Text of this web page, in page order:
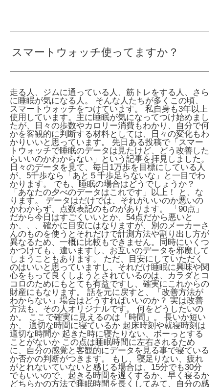
スマートウォッチ使ってますか？
走る人、ジムに通っている人、筋トレをする人、さら
に睡眠が気になる人。 そんな人たちが多くこの頃、
スマートウォッチをつけています。 私自身も3年以上
使用しています。主に睡眠が気になってつけ始めまし
たが、日々の歩数やカロリー消費もわかり、自分で何
かを客観的に判断する材料としては、日々の変化もわ
かりいいと思っています。 先日ある投稿で「スマー
トウォッチで睡眠のデータは見たけど、どう改善した
らいいのかわからない」という記事を拝見しました。
日々のデータを見て、毎日1万歩を目標にしている人
が、5千歩なら「あと５千歩足らないな」と一目でわ
かります。 でも、睡眠の場合はどうでしょうか？
「あなたの夕べのデータはこれです」以上！ と、な
ります。 データはだけでは、それがいいのか悪いの
かわからず、点数表記のものがあります。 「90点」
だから今日はすごくいいとか、54点だから悪いと
か、、、確かに目安にはなりますが、別のメーカーさ
んのものを使うとそれだけで計測方法や割り出し方が
異なるため、一概に比較もできません。同時にいくつ
かつけても、違いますし、お互いのデータを邪魔して
しまうこともあります。 ただ、目安にしていただく
のはいいと思っていますし、それだけ睡眠に興味や関
心をもって良くしようとされているのは、カラダとコ
コロのためにもとても有益ですし、確実にこれからの
財産にもなります。 話を元に戻すと、「改善方法が
わからない」場合はどうすればいいのか？ 実は改善
方法も、その人オリジナルです。 何をどうしたいの
か。 ここで確実に見えるのは「時間」。 長いか短い
か、 適切な時間に寝ているか 起床時刻や就寝時刻は
適切な時間か 起きた時に寝たりない、ボーっとする
ことがないか この点は睡眠時間に左右されるため
に、自分の感覚と客観的にデータを見る事で寝ている
か否かの判断がつきます。 もし、寝足りない、疲れ
がとれないていないと感じる場合は、15分でも30分
でもいいので、起きる時間を遅くするか、早く寝るか
どちらかの方法で睡眠時間を長くしてみて、自分の感